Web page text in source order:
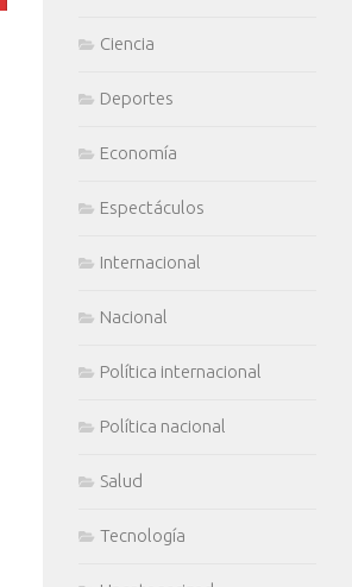
Ciencia
Deportes
Economía
Espectáculos
Internacional
Nacional
Política internacional
Política nacional
Salud
Tecnología